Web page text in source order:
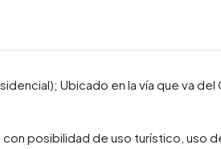
Ubicado en la vía que va del
posibilidad de uso turístico, uso